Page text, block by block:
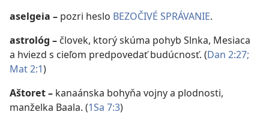
aselgeia – pozri heslo BEZOČIVÉ SPRÁVANIE.
astrológ – človek, ktorý skúma pohyb Slnka, Mesiaca
a hviezd s cieľom predpovedať budúcnosť. (Dan 2:27;
Mat 2:1)
Aštoret– kanaánska bohyňa vojny a plodnosti,
manželka Baala. (1Sa 7:3)